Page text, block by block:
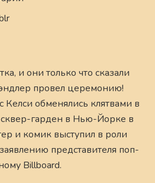
и они только что сказали
провел церемонию!
обменялись клятвами в
гарден в Нью-Йорке в
и комик выступил в роли
представителя поп-
Billboard.